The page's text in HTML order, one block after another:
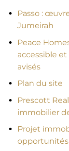
Passo :
Jumeirah
Peace
accessible
avisés
Plan du site
Prescott
immobilier
Projet